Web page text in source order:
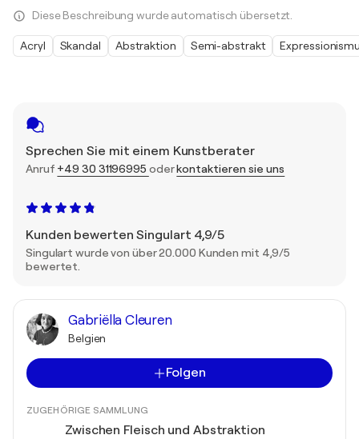
Sprechen Sie mit einem Kunstberater
Anruf +49 30 31196995 oderkontaktieren sie uns
Kunden bewerten Singulart 4,9/5
Singulart wurde von über 20.000 Kunden mit 4,9/5
bewertet.
Gabriëlla Cleuren
Belgien
Folgen
ZUGEHÖRIGE SAMMLUNG
Zwischen Fleisch und Abstraktion
Diese Beschreibung wurde automatisch übersetzt.
Acryl Skandal Abstraktion Semi-abstrakt